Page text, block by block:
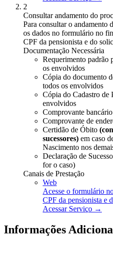
2
Consultar andamento do
Para consultar o andamento
os dados no formulário no
CPF da pensionista e do
Documentação Necessária
Requerimento padrão
os envolvidos
Cópia do documento
todos os envolvidos
Cópia do Cadastro de
envolvidos
Comprovante
Comprovante de
Certidão de Óbito
sucessores) em caso
Nascimento nos
Declaração de
for o caso)
Canais de Prestação
Web
Acesse o formulário
CPF da pensionista e
Acessar Serviço →
Informações